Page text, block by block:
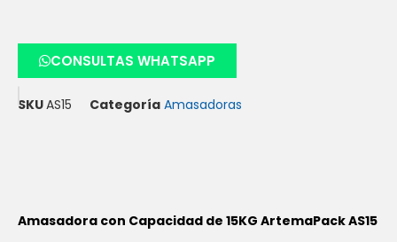
CONSULTAS WHATSAPP
SKUAS15 Categoría Amasadoras
Amasadora con Capacidad de 15KG ArtemaPack AS15